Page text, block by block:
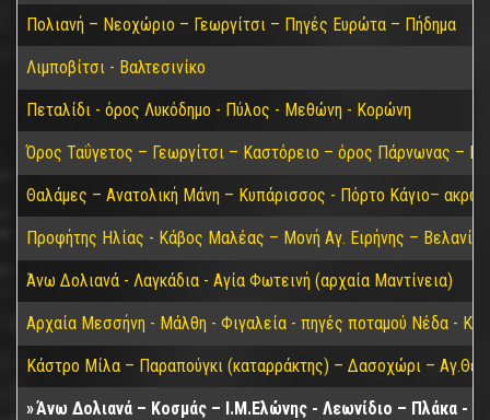
Πολιανή – Νεοχώριο – Γεωργίτσι – Πηγές Ευρώτα – Πήδημα
Λιμποβίτσι - Βαλτεσινίκο
Πεταλίδι - όρος Λυκόδημο - Πύλος - Μεθώνη - Κορώνη
Όρος Ταΰγετος – Γεωργίτσι – Καστόρειο – όρος Πάρνωνας –
Θαλάμες – Ανατολική Μάνη – Κυπάρισσος - Πόρτο Κάγιο–
Προφήτης Ηλίας - Κάβος Μαλέας – Μονή Αγ. Ειρήνης –
Άνω Δολιανά - Λαγκάδια - Αγία Φωτεινή (αρχαία Μαντίνεια)
Αρχαία Μεσσήνη - Μάλθη - Φιγαλεία - πηγές ποταμού Νέδα -
Κάστρο Μίλα – Παραπούγκι (καταρράκτης) – Δασοχώρι –
Άνω Δολιανά – Κοσμάς – Ι.Μ.Ελώνης - Λεωνίδιο – Πλάκα -